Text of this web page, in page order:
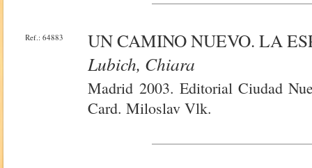
Ref.: 64883
UN CAMINO NUEVO. LA
Lubich, Chiara
Madrid 2003. Editorial Ciudad
Card. Miloslav Vlk.